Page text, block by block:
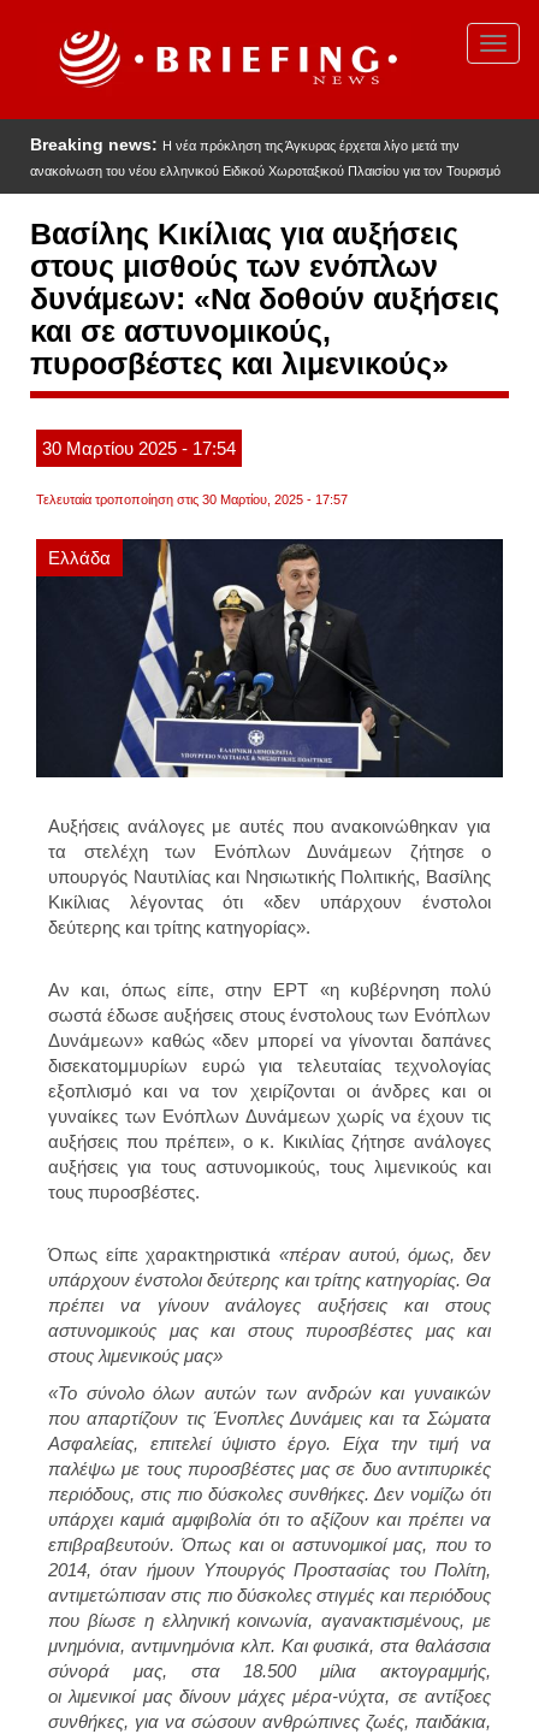
Breaking news: Η νέα πρόκληση της Άγκυρας έρχεται λίγο μετά την
ανακοίνωση του νέου ελληνικού Ειδικού Χωροταξικού Πλαισίου για τον Τουρισμό
Βασίλης Κικίλιας για αυξήσεις
στους μισθούς των ενόπλων
δυνάμεων: «Να δοθούν αυξήσεις
και σε αστυνομικούς,
πυροσβέστες και λιμενικούς»
30 Μαρτίου 2025 - 17:54
Τελευταία τροποποίηση στις 30 Μαρτίου, 2025 - 17:57
Ελλάδα
Αυξήσεις ανάλογες με αυτές που ανακοινώθηκαν για
τα στελέχη των Ενόπλων Δυνάμεων ζήτησε ο
υπουργός Ναυτιλίας και Νησιωτικής Πολιτικής, Βασίλης
Κικίλιας λέγοντας ότι «δεν υπάρχουν ένστολοι
δεύτερης και τρίτης κατηγορίας».
Αν και, όπως είπε, στην ΕΡΤ «η κυβέρνηση πολύ
σωστά έδωσε αυξήσεις στους ένστολους των Ενόπλων
Δυνάμεων» καθώς «δεν μπορεί να γίνονται δαπάνες
δισεκατομμυρίων ευρώ για τελευταίας τεχνολογίας
εξοπλισμό και να τον χειρίζονται οι άνδρες και οι
γυναίκες των Ενόπλων Δυνάμεων χωρίς να έχουν τις
αυξήσεις που πρέπει», ο κ. Κικιλίας ζήτησε ανάλογες
αυξήσεις για τους αστυνομικούς, τους λιμενικούς και
τους πυροσβέστες.
Όπως είπε χαρακτηριστικά «πέραν αυτού, όμως, δεν
υπάρχουν ένστολοι δεύτερης και τρίτης κατηγορίας. Θα
πρέπει να γίνουν ανάλογες αυξήσεις και στους
αστυνομικούς μας και στους πυροσβέστες μας και
στους λιμενικούς μας»
«Το σύνολο όλων αυτών των ανδρών και γυναικών
που απαρτίζουν τις Ένοπλες Δυνάμεις και τα Σώματα
Ασφαλείας, επιτελεί ύψιστο έργο. Είχα την τιμή να
παλέψω με τους πυροσβέστες μας σε δυο αντιπυρικές
περιόδους, στις πιο δύσκολες συνθήκες. Δεν νομίζω ότι
υπάρχει καμιά αμφιβολία ότι το αξίζουν και πρέπει να
επιβραβευτούν. Όπως και οι αστυνομικοί μας, που το
2014, όταν ήμουν Υπουργός Προστασίας του Πολίτη,
αντιμετώπισαν στις πιο δύσκολες στιγμές και περιόδους
που βίωσε η ελληνική κοινωνία, αγανακτισμένους, με
μνημόνια, αντιμνημόνια κλπ. Και φυσικά, στα θαλάσσια
σύνορά μας, στα 18.500 μίλια ακτογραμμής,
οι λιμενικοί μας δίνουν μάχες μέρα-νύχτα, σε αντίξοες
συνθήκες, για να σώσουν ανθρώπινες ζωές, παιδάκια,